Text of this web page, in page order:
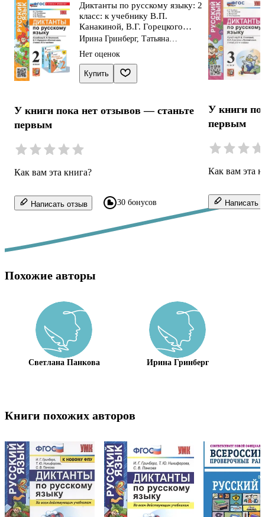
Диктанты по русскому языку: 2
класс: к учебнику В.П.
Канакиной, В.Г. Горецкого
"Русский язык. 2 класс. В 2-х
новому учебнику)
Ирина Гринберг, Татьяна
Нет оценок
Купить
У книги пока нет отзывов — станьте
первым
Как вам эта книга?
Написать отзыв 30 бонусов
У книги
первым
Как вам эта
Написать
Похожие авторы
Светлана Панкова Ирина Гринберг
Книги похожих авторов